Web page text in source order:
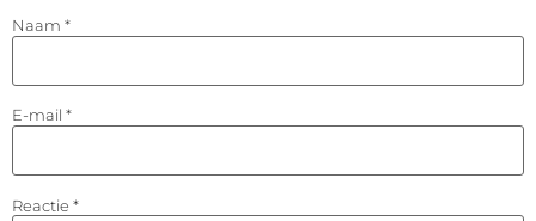
Naam *
E-mail *
Reactie *